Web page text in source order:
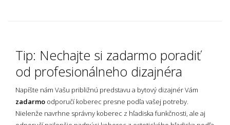
Tip: Nechajte si zadarmo poradiť
od profesionálneho dizajnéra
Napíšte nám Vašu približnú predstavu a bytový dizajnér Vám
zadarmo odporučí koberec presne podľa vašej potreby.
Nielenže navrhne správny koberec z hľadiska funkčnosti, ale aj